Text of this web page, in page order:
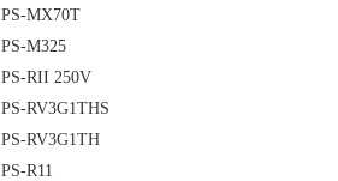
PS-MX70T
PS-M325
PS-RII 250V
PS-RV3G1THS
PS-RV3G1TH
PS-R11